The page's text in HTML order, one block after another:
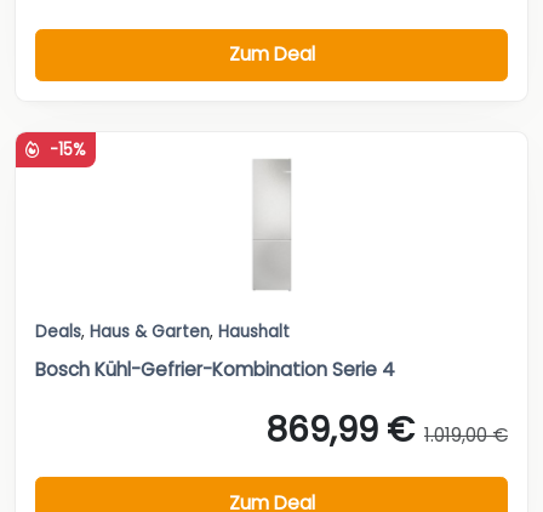
Zum Deal
-15%
Deals, Haus & Garten, Haushalt
Bosch Kühl-Gefrier-Kombination Serie 4
869,99 € 1.019,00 €
Zum Deal